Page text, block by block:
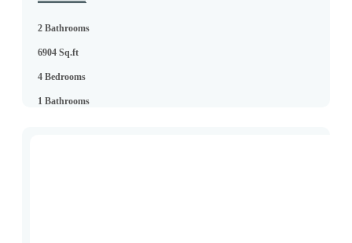
2 Bathrooms
6904 Sq.ft
4 Bedrooms
1 Bathrooms